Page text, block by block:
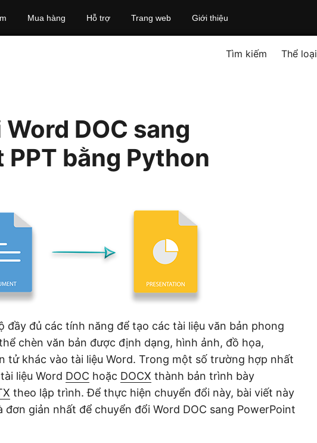
Mua hàng Hỗ trợ Trang web Giới thiệu
Tìm kiếm Thể loại
DOC sang
PPT bằng Python
đầy đủ các tính năng để tạo các tài liệu văn bản phong
chèn văn bản được định dạng, hình ảnh, đồ họa,
tử khác vào tài liệu Word. Trong một số trường hợp nhất
liệu Word DOC hoặc DOCX thành bản trình bày
theo lập trình. Để thực hiện chuyển đổi này, bài viết này
giản nhất để chuyển đổi Word DOC sang PowerPoint